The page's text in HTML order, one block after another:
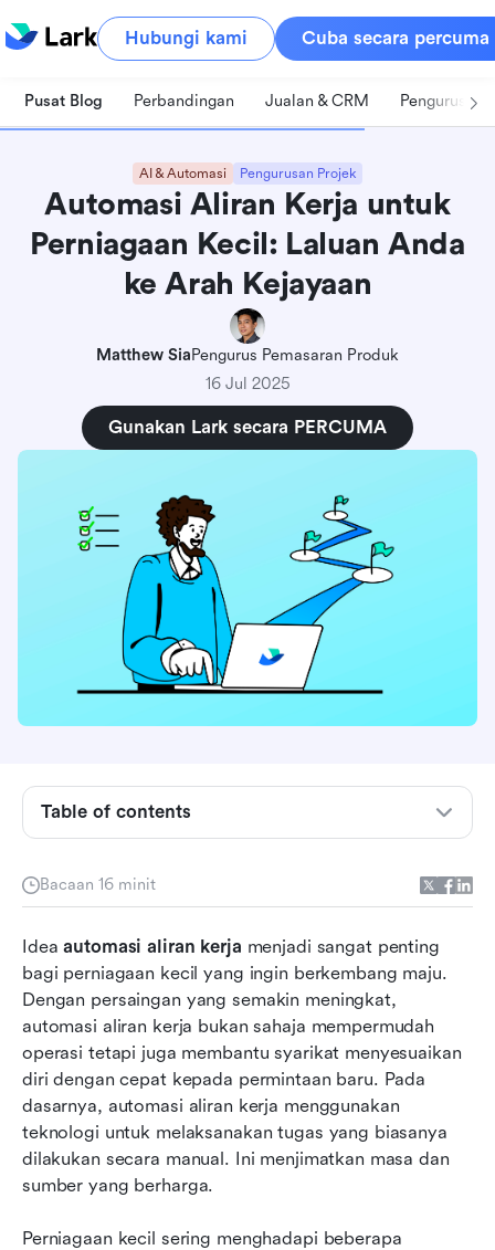
Hubungi kami Cuba secara percuma
Pusat Blog Perbandingan Jualan & CRM Pengurusan
AI & Automasi Pengurusan Projek
Automasi Aliran Kerja untuk
Perniagaan Kecil: Laluan Anda
ke Arah Kejayaan
Matthew SiaPengurus Pemasaran Produk
16 Jul 2025
Gunakan Lark secara PERCUMA
Bacaan 16 minit
Idea automasi aliran kerja menjadi sangat penting
bagi perniagaan kecil yang ingin berkembang maju.
Dengan persaingan yang semakin meningkat,
automasi aliran kerja bukan sahaja mempermudah
operasi tetapi juga membantu syarikat menyesuaikan
diri dengan cepat kepada permintaan baru. Pada
dasarnya, automasi aliran kerja menggunakan
teknologi untuk melaksanakan tugas yang biasanya
dilakukan secara manual. Ini menjimatkan masa dan
sumber yang berharga.
Perniagaan kecil sering menghadapi beberapa
Table of contents
Memahami automasi aliran kerja
aliran kerja
8 Alat Teratas untuk Automasi Aliran Kerja
Kenapa Lark adalah pilihan terbaik anda
Kesimpulan
Soalan Lazim
Bacaan berkaitan